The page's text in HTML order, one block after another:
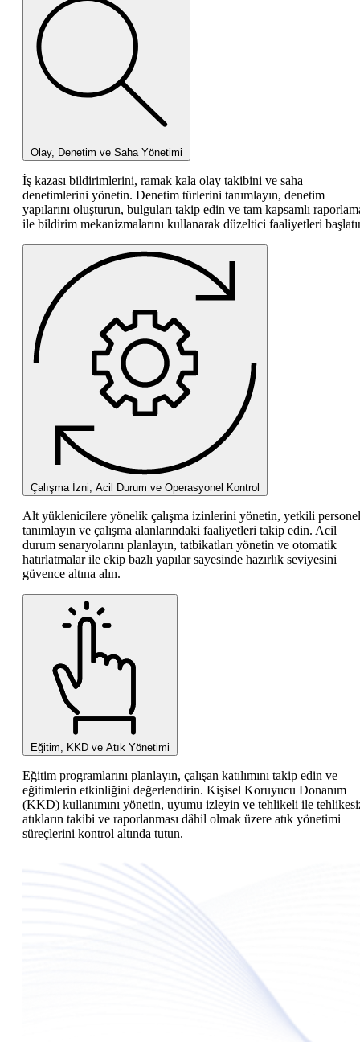
Olay, Denetim ve Saha Yönetimi
İş kazası bildirimlerini, ramak kala olay takibini ve saha
denetimlerini yönetin. Denetim türlerini tanımlayın, denetim
yapılarını oluşturun, bulguları takip edin ve tam kapsamlı
ile bildirim mekanizmalarını kullanarak düzeltici faaliyetleri
Çalışma İzni, Acil Durum ve Operasyonel Kontrol
Alt yüklenicilere yönelik çalışma izinlerini yönetin, yetkili
tanımlayın ve çalışma alanlarındaki faaliyetleri takip edin. Acil
durum senaryolarını planlayın, tatbikatları yönetin ve otomatik
hatırlatmalar ile ekip bazlı yapılar sayesinde hazırlık seviyesini
güvence altına alın.
Eğitim, KKD ve Atık Yönetimi
Eğitim programlarını planlayın, çalışan katılımını takip edin ve
eğitimlerin etkinliğini değerlendirin. Kişisel Koruyucu Donanım
(KKD) kullanımını yönetin, uyumu izleyin ve tehlikeli ile
atıkların takibi ve raporlanması dâhil olmak üzere atık yönetimi
süreçlerini kontrol altında tutun.